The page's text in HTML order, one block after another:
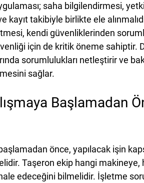
saha bilgilendirmesi,
kayıt takibiyle birlikte ele
kendi güvenliklerinden
için de kritik öneme sahiptir.
sorumlulukları netleştirir ve
sağlar.
Başlamadan
önce, yapılacak işin
Taşeron ekip hangi makineye,
edeceğini bilmelidir. İşletme